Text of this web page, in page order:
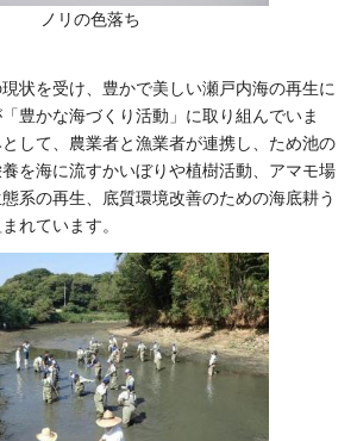
ノリの色落ち
状を受け、豊かで美しい瀬戸内海の再生に
豊かな海づくり活動」に取り組んでいま
して、農業者と漁業者が連携し、ため池の
を海に流すかいぼりや植樹活動、アマモ場
系の再生、底質環境改善のための海底耕う
れています。